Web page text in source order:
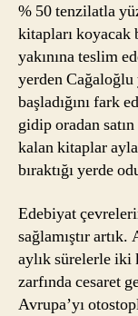
% 50 tenzilatla
kitapları koyacak
yakınına teslim
yerden
başladığını fark
gidip oradan
kalan kitaplar
bıraktığı yerde
Edebiyat
sağlamıştır
aylık sürelerle iki
zarfında cesaret
Avrupa’yı